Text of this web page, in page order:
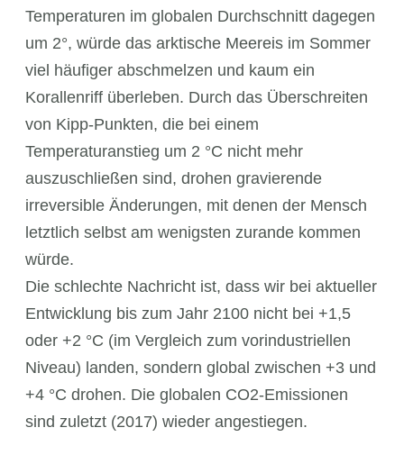
Temperaturen im globalen Durchschnitt dagegen
um 2°, würde das arktische Meereis im Sommer
viel häufiger abschmelzen und kaum ein
Korallenriff überleben. Durch das Überschreiten
von Kipp-Punkten, die bei einem
Temperaturanstieg um 2 °C nicht mehr
auszuschließen sind, drohen gravierende
irreversible Änderungen, mit denen der Mensch
letztlich selbst am wenigsten zurande kommen
würde.
Die schlechte Nachricht ist, dass wir bei aktueller
Entwicklung bis zum Jahr 2100 nicht bei +1,5
oder +2 °C (im Vergleich zum vorindustriellen
Niveau) landen, sondern global zwischen +3 und
+4 °C drohen. Die globalen CO2-Emissionen
sind zuletzt (2017) wieder angestiegen.